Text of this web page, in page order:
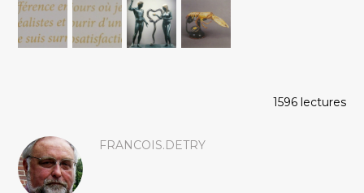
1596 lectures
FRANCOIS.DETRY